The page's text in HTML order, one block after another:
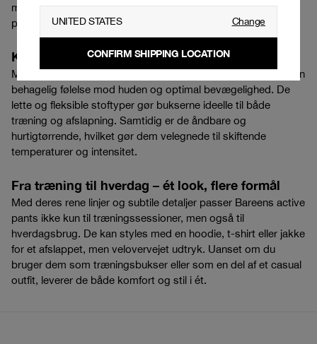
moderne pasform og minimalistisk design er vores active
pants et naturligt valg til en aktiv livsstil.
Komfort i fokus – hele dagen
Materialerne i vores active pants er nøje udvalgt for at sikre en
behagelig følelse mod huden og optimal bevægelighed. De
lette og fleksible stoftyper gør bukserne ideelle til både
træning og afslapning. Samtidig er de åndbare og
hurtigtørrende, hvilket gør dem velegnede til skiftende
temperaturer og intensitet.
Fra træning til hverdag – ét look, flere formål
Med deres rene linjer og subtile detaljer passer Bareens active
pants ikke kun til træningssessioner, men også til
hverdagsbrug. De kan styles med en hoodie, t-shirt eller jakke
for et afslappet, men velovervejet udtryk. Uanset om du
bruger dem som træningsbukser eller som en del af et casual
outfit, leverer de både komfort og stil i ét.
UNITED STATES Change
CONFIRM SHIPPING LOCATION